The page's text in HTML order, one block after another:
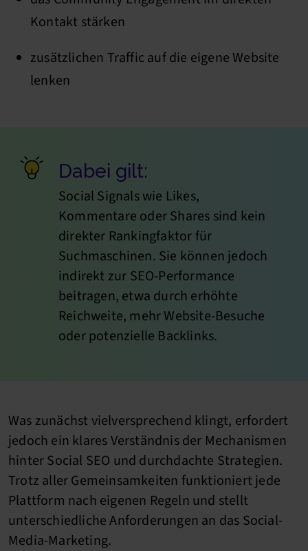
Kontakt stärken
zusätzlichen Traffic auf die eigene Website
lenken
Dabei gilt:
Social Signals wie Likes,
Kommentare oder Shares sind kein
direkter Rankingfaktor für
Suchmaschinen. Sie können jedoch
indirekt zur SEO-Performance
beitragen, etwa durch erhöhte
Reichweite, mehr Website-Besuche
oder potenzielle Backlinks.
Was zunächst vielversprechend klingt, erfordert
jedoch ein klares Verständnis der Mechanismen
hinter Social SEO und durchdachte Strategien.
Trotz aller Gemeinsamkeiten funktioniert jede
Plattform nach eigenen Regeln und stellt
unterschiedliche Anforderungen an das Social-
Media-Marketing.